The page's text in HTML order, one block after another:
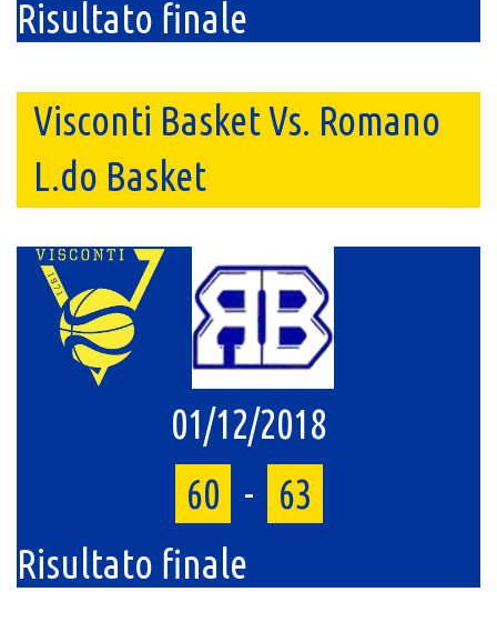
Risultato finale
Visconti Basket Vs. Romano
L.do Basket
01/12/2018
60 -
63
Risultato finale